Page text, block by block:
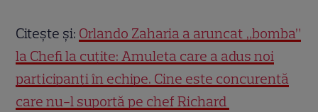
Citește și: Orlando Zaharia a aruncat „bomba”
la Chefi la cuțite: Amuleta care a adus noi
participanți în echipe. Cine este concurentă
care nu-l suportă pe chef Richard